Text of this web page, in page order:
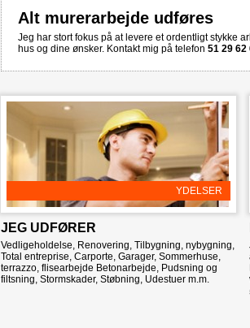
Alt murerarbejde udføres
Jeg har stort fokus på at levere et ordentligt stykke
hus og dine ønsker. Kontakt mig på telefon 51 29 62
YDELSER
JEG UDFØRER
Vedligeholdelse, Renovering, Tilbygning, nybygning,
Total entreprise, Carporte, Garager, Sommerhuse,
terrazzo, flisearbejde Betonarbejde, Pudsning og
filtsning, Stormskader, Støbning, Udestuer m.m.